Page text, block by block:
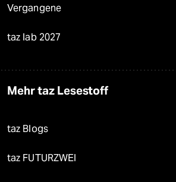
Vergangene
taz lab 2027
Mehr taz Lesestoff
taz Blogs
taz FUTURZWEI